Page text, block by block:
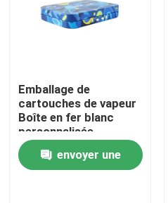
Maison
Emballage de
cartouches de vapeur
Boîte en fer blanc
personnalisée
envoyer une